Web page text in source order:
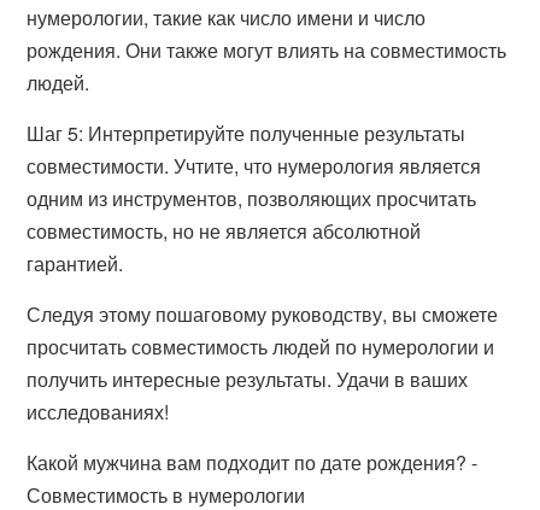
нумерологии, такие как число имени и число
рождения. Они также могут влиять на совместимость
людей.
Шаг 5: Интерпретируйте полученные результаты
совместимости. Учтите, что нумерология является
одним из инструментов, позволяющих просчитать
совместимость, но не является абсолютной
гарантией.
Следуя этому пошаговому руководству, вы сможете
просчитать совместимость людей по нумерологии и
получить интересные результаты. Удачи в ваших
исследованиях!
Какой мужчина вам подходит по дате рождения? -
Совместимость в нумерологии